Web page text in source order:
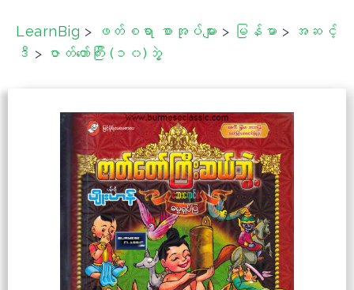
e
LearnBig > ဖတ်စရာ စာအုပ်များ > မြန်မာ > အဆင့်
ဒီ > ဇာတ်တော်ကြီး (၁၀)ဘွဲ့